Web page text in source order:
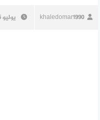
khaledomar1990 يوليو 5, 2026